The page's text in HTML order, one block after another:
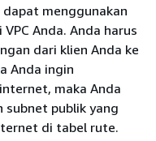
menggunakan
Anda. Anda harus
dari klien Anda ke
Anda ingin
maka Anda
subnet publik yang
di tabel rute.